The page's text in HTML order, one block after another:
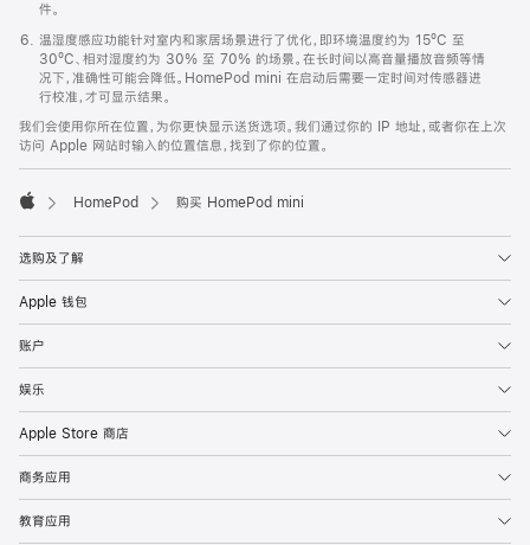
件。
温湿度感应功能针对室内和家居场景进行了优化，即环境温度约为 15ºC 至
30ºC、相对湿度约为 30% 至 70% 的场景。在长时间以高音量播放音频等情
况下，准确性可能会降低。HomePod mini 在启动后需要一定时间对传感器进
行校准，才可显示结果。
我们会使用你所在位置，为你更快显示送货选项。我们通过你的 IP 地址，或者你在上次
访问 Apple 网站时输入的位置信息，找到了你的位置。
HomePod 购买 HomePod mini
选购及了解
Apple 钱包
账户
娱乐
Apple Store 商店
商务应用
教育应用